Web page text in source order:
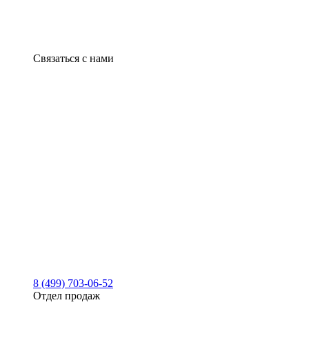
Связаться с нами
8 (499) 703-06-52
Отдел продаж